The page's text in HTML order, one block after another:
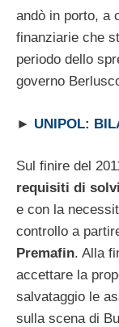
andò in porto, a
finanziarie che
periodo dello
governo
► UNIPOL:
Sul finire del
requisiti di
e con la
controllo a
Premafin. Alla
accettare la
salvataggio le
sulla scena di